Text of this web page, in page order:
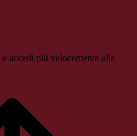
accedi più velocemente alle